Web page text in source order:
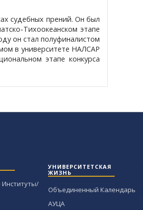
судебных прений. Он был
Тихоокеанском этапе
он стал полуфиналистом
в университете НАЛСАР
этапе конкурса
Институты/
УНИВЕРСИТЕТСКАЯ
ЖИЗНЬ
Объединенный Календарь
АУЦА